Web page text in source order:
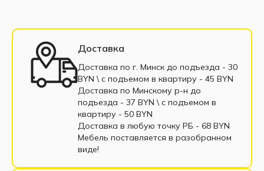
Доставка
Доставка по г. Минск до подъезда - 30
BYN \ c подъемом в квартиру - 45 BYN
Доставка по Минскому р-н до
подъезда - 37 BYN \ c подъемом в
квартиру - 50 BYN
Доставка в любую точку РБ - 68 BYN
Мебель поставляется в разобранном
виде!